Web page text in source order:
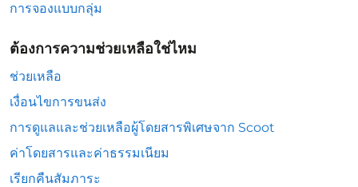
การจองแบบกลุ่ม
ต้องการความช่วยเหลือใช่ไหม
ช่วยเหลือ
เงื่อนไขการขนส่ง
การดูแลและช่วยเหลือผู้โดยสารพิเศษจาก Scoot
ค่าโดยสารและค่าธรรมเนียม
เรียกคืนสัมภาระ